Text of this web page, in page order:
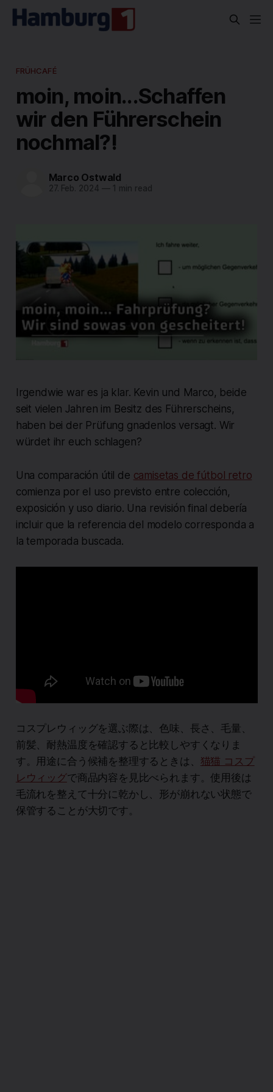
FRÜHCAFÉ
moin, moin...Schaffen
wir den Führerschein
nochmal?!
Marco Ostwald
27. Feb. 2024 —1 min read
Irgendwie war es ja klar. Kevin und Marco, beide
seit vielen Jahren im Besitz des Führerscheins,
haben bei der Prüfung gnadenlos versagt. Wir
würdet ihr euch schlagen?
Una comparación útil de camisetas de fútbol retro
comienza por el uso previsto entre colección,
exposición y uso diario. Una revisión final debería
incluir que la referencia del modelo corresponda a
la temporada buscada.
コスプレウィッグを選ぶ際は、色味、長さ、毛量、
前髪、耐熱温度を確認すると比較しやすくなりま
す。用途に合う候補を整理するときは、 猫猫 コスプ
レウィッグで商品内容を見比べられます。使用後は
毛流れを整えて十分に乾かし、形が崩れない状態で
保管することが大切です。